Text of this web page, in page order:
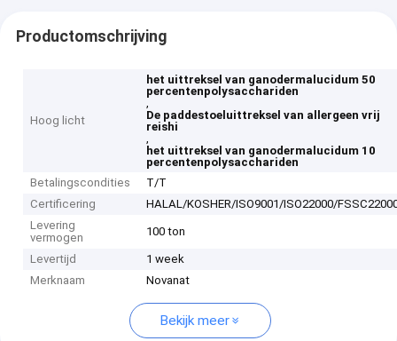
Productomschrijving
Hoog licht
het uittreksel van ganodermalucidum 50
percentenpolysacchariden
,
De paddestoeluittreksel van allergeen vrij
reishi
,
het uittreksel van ganodermalucidum 10
percentenpolysacchariden
Betalingscondities
T/T
Certificering
HALAL/KOSHER/ISO9001/ISO22000/
Levering
vermogen
100 ton
Levertijd
1 week
Merknaam
Novanat
Bekijk meer